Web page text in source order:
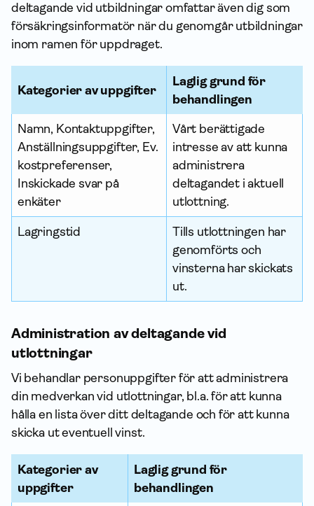
deltagande vid utbildningar omfattar även dig som
försäkrings­informatör när du genomgår utbildningar
inom ramen för uppdraget.
Kategorier av upp­gifter
Laglig grund för
behandlingen
Namn, Kontakt­uppgifter,
An­ställnings­uppgifter, Ev.
kostpreferenser,
Inskickade svar på
enkäter
Vårt berättigade
intresse av att kunna
administrera
deltagandet i aktuell
utlottning.
Lagringstid
Tills utlottningen har
genomförts och
vinsterna har skickats
ut.
Administration av deltagande vid
utlottningar
Vi behandlar person­uppgifter för att administrera
din medverkan vid utlottningar, bl.a. för att kunna
hålla en lista över ditt deltagande och för att kunna
skicka ut eventuell vinst.
Kategorier av
upp­gifter
Laglig grund för
behandlingen